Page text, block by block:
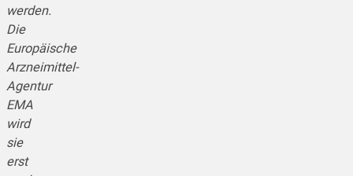
werden.
Die
Europäische
Arzneimittel-
Agentur
EMA
wird
sie
erst